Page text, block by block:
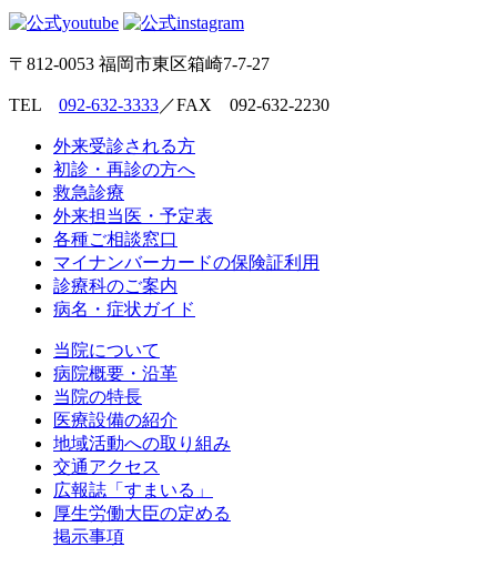
〒812-0053 福岡市東区箱崎7-7-27
TEL 092-632-3333／FAX 092-632-2230
外来受診される方
初診・再診の方へ
救急診療
外来担当医・予定表
各種ご相談窓口
マイナンバーカードの保険証利用
診療科のご案内
病名・症状ガイド
当院について
病院概要・沿革
当院の特長
医療設備の紹介
地域活動への取り組み
交通アクセス
広報誌「すまいる」
厚生労働大臣の定める
掲示事項